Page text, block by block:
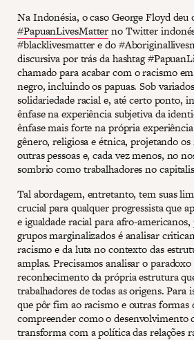
Na Indonésia, o caso George Floyd deu
#PapuanLivesMatterno Twitter
#blacklivesmatter e do
discursiva por trás da hashtag
chamado para acabar com o racismo
negro, incluindo os papuas. Sob
solidariedade racial e, até certo ponto,
ênfase na experiência subjetiva da
ênfase mais forte na própria
gênero, religiosa e étnica, projetando
outras pessoas e, cada vez menos, no
sombrio como trabalhadores no
Tal abordagem, entretanto, tem suas
crucial para qualquer progressista que
e igualdade racial para afro-americanos,
grupos marginalizados é analisar
racismo e da luta no contexto das
amplas. Precisamos analisar o
reconhecimento da própria estrutura
trabalhadores de todas as origens. Para
que pôr fim ao racismo e outras formas
compreender como o desenvolvimento
transforma com a política das relações